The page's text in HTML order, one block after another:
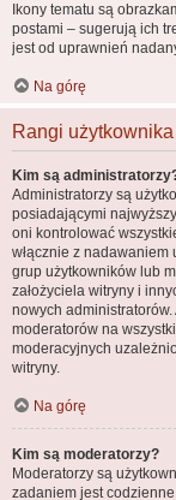
Ikony tematu są
postami – sugerują ich
jest od uprawnień
Na górę
Rangi
Kim są
Administratorzy są
posiadającymi
oni kontrolować
włącznie z
grup użytkowników lub
założyciela witryny i
nowych
moderatorów na
moderacyjnych
witryny.
Na górę
Kim są moderatorzy?
Moderatorzy są
zadaniem jest